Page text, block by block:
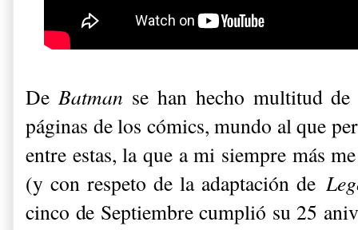
De Batman se han hecho multitud de
páginas de los cómics, mundo al que
entre estas, la que a mi siempre más
(y con respeto de la adaptación de
cinco de Septiembre cumplió su 25